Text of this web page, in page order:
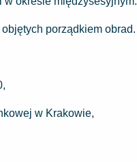
porządkiem obrad.
w Krakowie,